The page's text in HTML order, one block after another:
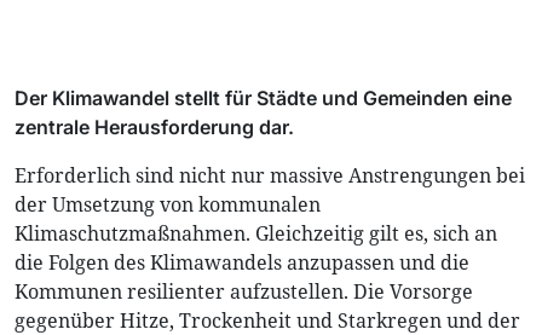
Der Klimawandel stellt für Städte und Gemeinden eine
zentrale Herausforderung dar.
Erforderlich sind nicht nur massive Anstrengungen bei
der Umsetzung von kommunalen
Klimaschutzmaßnahmen. Gleichzeitig gilt es, sich an
die Folgen des Klimawandels anzupassen und die
Kommunen resilienter aufzustellen. Die Vorsorge
gegenüber Hitze, Trockenheit und Starkregen und der